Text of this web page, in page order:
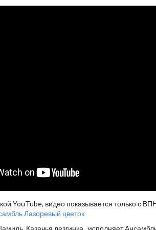
YouTube, видео показывается только с
Лазоревый цветок
Казачья лезгинка., исполняет